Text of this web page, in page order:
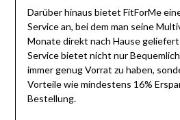
Darüber hinaus bietet FitForMe
Service an, bei dem man seine
Monate direkt nach Hause
Service bietet nicht nur
immer genug Vorrat zu haben,
Vorteile wie mindestens 16%
Bestellung.